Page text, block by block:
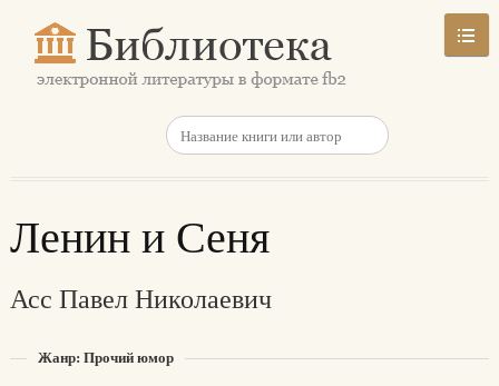
Ленин и Сеня
Асс Павел Николаевич
Жанр: Прочий юмор